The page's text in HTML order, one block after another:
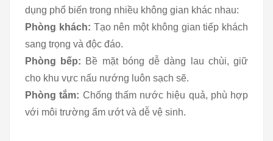
dụng phổ biến trong nhiều không gian khác nhau:
Phòng khách: Tạo nên một không gian tiếp khách
sang trọng và độc đáo.
Phòng bếp: Bề mặt bóng dễ dàng lau chùi, giữ
cho khu vực nấu nướng luôn sạch sẽ.
Phòng tắm: Chống thấm nước hiệu quả, phù hợp
với môi trường ẩm ướt và dễ vệ sinh.